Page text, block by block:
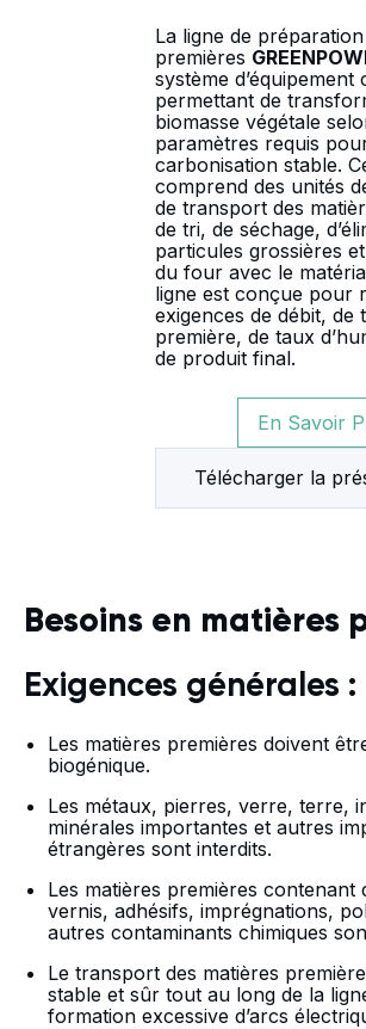
La ligne de
premières
système d’équipement
permettant de
biomasse végétale
paramètres requis
carbonisation stable.
comprend des unités
de transport des
de tri, de séchage,
particules grossières
du four avec le
ligne est conçue pour
exigences de débit, de
première, de taux
de produit final.
En Savoir
Télécharger la
Besoins en matières
Exigences générales :
Les matières premières doivent
biogénique.
Les métaux, pierres, verre, terre,
minérales importantes et autres
étrangères sont interdits.
Les matières premières contenant
vernis, adhésifs, imprégnations,
autres contaminants chimiques
Le transport des matières
stable et sûr tout au long de la
formation excessive d’arcs